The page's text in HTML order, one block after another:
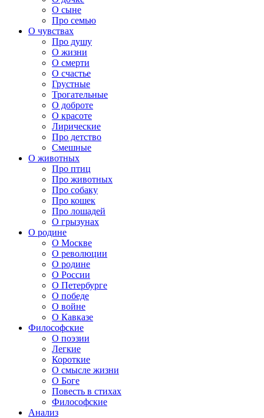
О сыне
Про семью
О чувствах
Про душу
О жизни
О смерти
О счастье
Грустные
Трогательные
О доброте
О красоте
Лирические
Про детство
Смешные
О животных
Про птиц
Про животных
Про собаку
Про кошек
Про лошадей
О грызунах
О родине
О Москве
О революции
О родине
О России
О Петербурге
О победе
О войне
О Кавказе
Философские
О поэзии
Легкие
Короткие
О смысле жизни
О Боге
Повесть в стихах
Философские
Анализ